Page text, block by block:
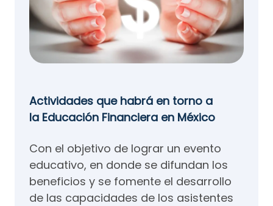
Actividades que habrá en torno a
la Educación Financiera en México
Con el objetivo de lograr un evento
educativo, en donde se difundan los
beneficios y se fomente el desarrollo
de las capacidades de los asistentes